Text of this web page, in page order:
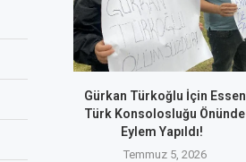
Gürkan Türkoğlu İçin Essen
Türk Konsolosluğu Önünde
Eylem Yapıldı!
Temmuz 5, 2026